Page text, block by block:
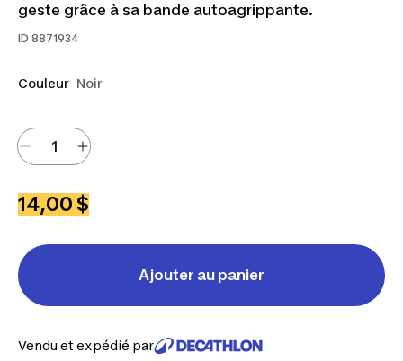
geste grâce à sa bande autoagrippante.
ID 8871934
Couleur Noir
14,00 $
Ajouter au panier
Vendu et expédié par